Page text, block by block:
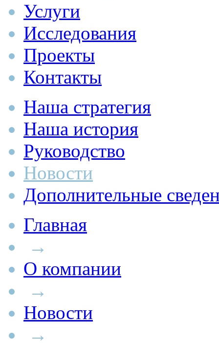
Услуги
Исследования
Проекты
Контакты
Наша стратегия
Наша история
Руководство
Новости
Дополнительные
Главная
→
О компании
→
Новости
→